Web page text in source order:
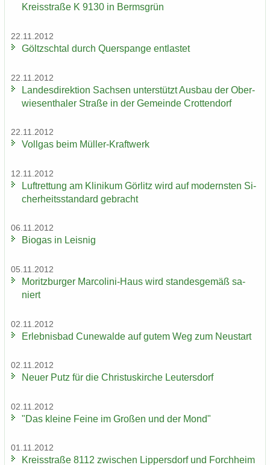
Kreis­stra­ße K 9130 in Berms­grün
22.11.2012
Göltzsch­tal durch Quer­span­ge ent­las­tet
22.11.2012
Lan­des­di­rek­ti­on Sach­sen un­ter­stützt Aus­bau der Ober­
wie­sen­tha­ler Stra­ße in der Ge­mein­de Crot­ten­dorf
22.11.2012
Voll­gas beim Müller-​Kraftwerk
12.11.2012
Luft­ret­tung am Kli­ni­kum Gör­litz wird auf mo­derns­ten Si­
cher­heits­stan­dard ge­bracht
06.11.2012
Bio­gas in Leis­nig
05.11.2012
Mo­ritz­bur­ger Marcolini-​Haus wird stan­des­ge­mäß sa­
niert
02.11.2012
Er­leb­nis­bad Cu­n­e­wal­de auf gutem Weg zum Neu­start
02.11.2012
Neuer Putz für die Chris­tus­kir­che Leu­ters­dorf
02.11.2012
"Das klei­ne Feine im Gro­ßen und der Mond"
01.11.2012
Kreis­stra­ße 8112 zwi­schen Lip­pers­dorf und Forch­heim